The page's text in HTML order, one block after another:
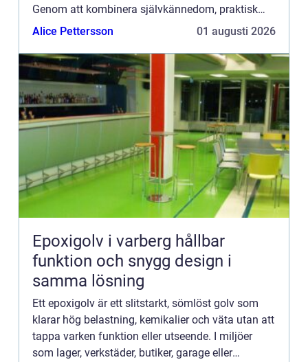
Genom att kombinera självkännedom, praktisk
träning och ...
Alice Pettersson 01 augusti 2026
Epoxigolv i varberg hållbar
funktion och snygg design i
samma lösning
Ett epoxigolv är ett slitstarkt, sömlöst golv som
klarar hög belastning, kemikalier och väta utan att
tappa varken funktion eller utseende. I miljöer
som lager, verkstäder, butiker, garage eller